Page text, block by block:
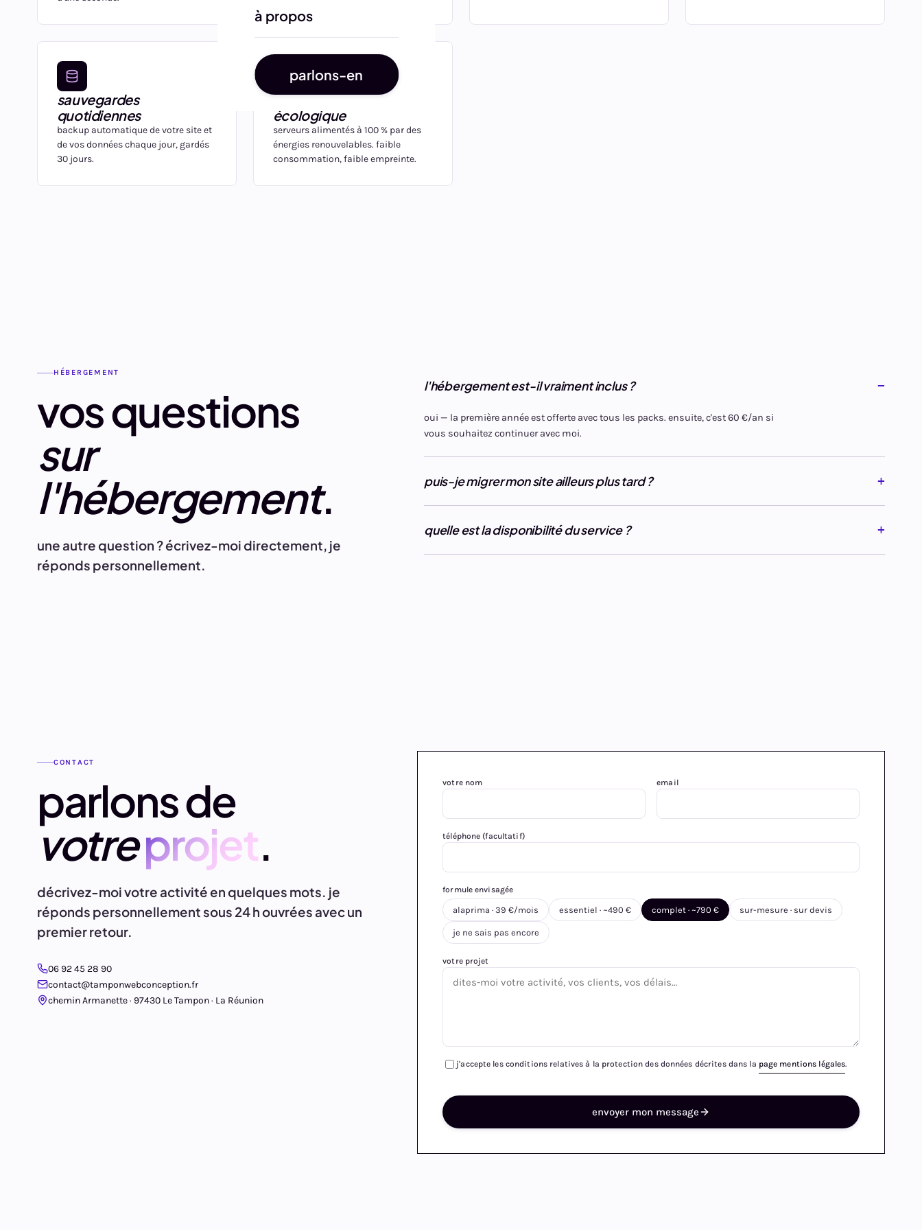
à propos
parlons-en
sauvegardes
quotidiennes
backup automatique de votre site et
de vos données chaque jour, gardés
30 jours.
hébergement
écologique
serveurs alimentés à 100 % par des
énergies renouvelables. faible
consommation, faible empreinte.
HÉBERGEMENT
vos questions
sur
l'hébergement.
une autre question ? écrivez-moi directement, je
réponds personnellement.
l'hébergement est-il vraiment inclus ?
oui — la première année est offerte avec tous les packs. ensuite, c'est 60 €/an si
vous souhaitez continuer avec moi.
puis-je migrer mon site ailleurs plus tard ?
quelle est la disponibilité du service ?
CONTACT
parlons de
votreprojet.
décrivez-moi votre activité en quelques mots. je
réponds personnellement sous 24 h ouvrées avec un
premier retour.
06 92 45 28 90
contact@tamponwebconception.fr
chemin Armanette · 97430 Le Tampon · La Réunion
votre nom email
téléphone (facultatif)
formule envisagée
alaprima · 39 €/mois essentiel · ~490 € complet · ~790 € sur-mesure · sur devis
je ne sais pas encore
votre projet
j'accepte les conditions relatives à la protection des données décrites dans la page mentions légales.
envoyer mon message